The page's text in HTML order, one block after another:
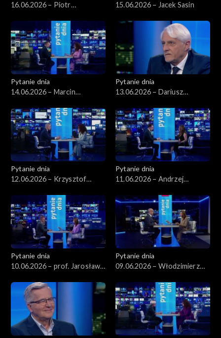
16.06.2026 – Piotr
15.06.2026 – Jacek Sasin
Pytanie dnia
14.06.2026 – Marcin
Pytanie dnia
13.06.2026 – Dariusz
Pytanie dnia
12.06.2026 – Krzysztof
Pytanie dnia
11.06.2026 – Andrzej
Pytanie dnia
10.06.2026 – prof. Jarosław
Pytanie dnia
09.06.2026 – Włodzimierz